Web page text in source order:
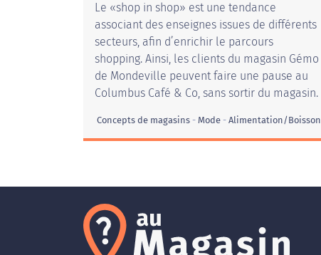
Le «shop in shop» est une tendance
associant des enseignes issues de différents
secteurs, afin d’enrichir le parcours
shopping. Ainsi, les clients du magasin Gémo
de Mondeville peuvent faire une pause au
Columbus Café & Co, sans sortir du magasin.
Concepts de magasins Mode Alimentation/Boisson